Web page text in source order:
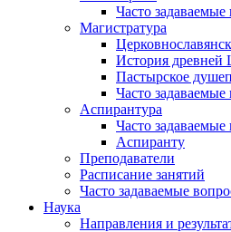
Часто
Магистратура
История древней
Пастырское
Часто
Аспирантура
Часто
Аспиранту
Преподаватели
Расписание занятий
Часто задаваемые
Наука
Направления и